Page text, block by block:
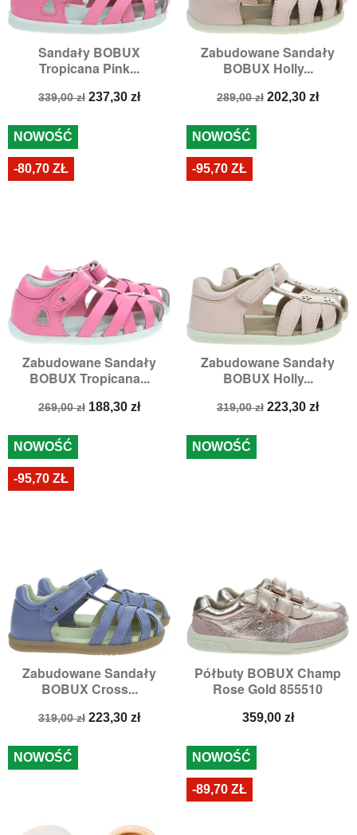
Sandały BOBUX
Tropicana Pink...
Cena
339,00 zł Cena
237,30 zł
Zabudowane Sandały
BOBUX Holly...
Cena
289,00 zł Cena
202,30 zł
Zabudowane Sandały
BOBUX Tropicana...
Cena
269,00 zł Cena
188,30 zł
NOWOŚĆ
-80,70 ZŁ
Zabudowane Sandały
BOBUX Holly...
Cena
319,00 zł Cena
223,30 zł
NOWOŚĆ
-95,70 ZŁ
Zabudowane Sandały
BOBUX Cross...
Cena
319,00 zł Cena
223,30 zł
NOWOŚĆ
-95,70 ZŁ
Półbuty BOBUX Champ
Rose Gold 855510
Cena
359,00 zł
NOWOŚĆ
NOWOŚĆ NOWOŚĆ
-89,70 ZŁ